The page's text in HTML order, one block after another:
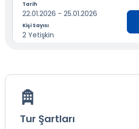
Tarih
22.01.2026 - 25.01.2026
Kişi Sayısı
2 Yetişkin
Tur Şartları